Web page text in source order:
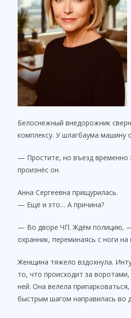
Белоснежный внедорожник
комплексу. У шлагбаума машину
— Простите, но въезд временно
произнёс он.
Анна Сергеевна прищурилась.
— Ещё и это… А причина?
— Во дворе ЧП. Ждём полицию,
охранник, переминаясь с ноги на
Женщина тяжело вздохнула.
то, что происходит за
ней. Она велела
быстрым шагом направилась во